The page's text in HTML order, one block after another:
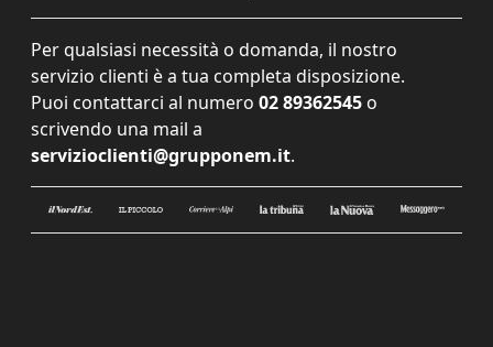
Per qualsiasi necessità o domanda, il nostro
servizio clienti è a tua completa disposizione.
Puoi contattarci al numero 02 89362545 o
scrivendo una mail a
servizioclienti@grupponem.it.